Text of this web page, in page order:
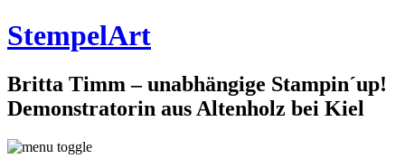
StempelArt
Britta Timm – unabhängige Stampin´up!
Demonstratorin aus Altenholz bei Kiel